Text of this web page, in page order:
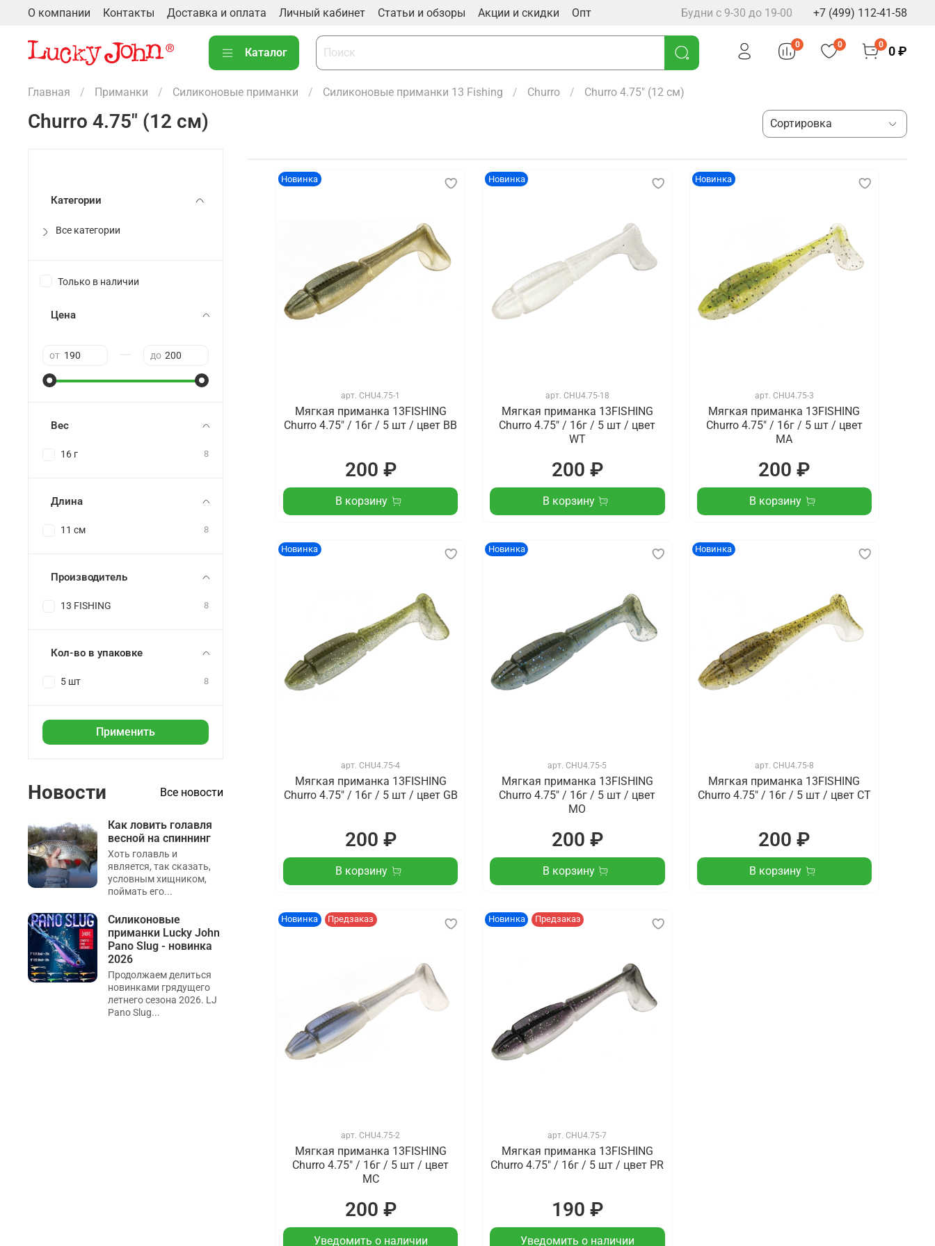
О компании Контакты Доставка и оплата Личный кабинет Статьи и обзоры Акции и скидки Опт Будни с 9-30 до 19-00 +7 (499) 112-41-58
Каталог
0 0 0 0 ₽
Главная Приманки Силиконовые приманки Силиконовые приманки 13 Fishing Churro Churro 4.75" (12 см)
Churro 4.75" (12 см)
Новинка
арт.CHU4.75-1
Мягкая приманка 13FISHING
Churro 4.75" / 16г / 5 шт / цвет BB
200 ₽
В корзину
Новинка
арт. CHU4.75-18
Мягкая приманка 13FISHING
Churro 4.75" / 16г / 5 шт / цвет
WT
200 ₽
В корзину
Новинка
арт. CHU4.75-3
Мягкая приманка 13FISHING
Churro 4.75" / 16г / 5 шт / цвет
MA
200 ₽
В корзину
Новинка
арт.CHU4.75-4
Мягкая приманка 13FISHING
Churro 4.75" / 16г / 5 шт / цвет GB
200 ₽
В корзину
Новинка
арт.CHU4.75-5
Мягкая приманка 13FISHING
Churro 4.75" / 16г / 5 шт / цвет
MO
200 ₽
В корзину
Новинка
арт. CHU4.75-8
Мягкая приманка 13FISHING
Churro 4.75" / 16г / 5 шт / цвет CT
200 ₽
В корзину
Новинка Предзаказ
арт.CHU4.75-2
Мягкая приманка 13FISHING
Churro 4.75" / 16г / 5 шт / цвет
MC
200 ₽
Уведомить о наличии
Новинка Предзаказ
арт.CHU4.75-7
Мягкая приманка 13FISHING
Churro 4.75" / 16г / 5 шт / цвет PR
190 ₽
Уведомить о наличии
Категории
Все категории
Только в наличии
Цена
от до
Вес
16 г 8
Длина
11 см 8
Производитель
13 FISHING 8
Кол-во в упаковке
5 шт 8
Применить
Новости Все новости
Как ловить голавля
весной на спиннинг
Хоть голавль и
является, так сказать,
условным хищником,
поймать его...
Силиконовые
приманки Lucky John
Pano Slug - новинка
2026
Продолжаем делиться
новинками грядущего
летнего сезона 2026. LJ
Pano Slug...